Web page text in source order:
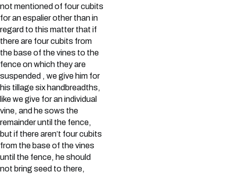
not mentioned of four cubits
for an espalier other than in
regard to this matter that if
there are four cubits from
the base of the vines to the
fence on which they are
suspended , we give him for
his tillage six handbreadths,
like we give for an individual
vine, and he sows the
remainder until the fence,
but if there aren’t four cubits
from the base of the vines
until the fence, he should
not bring seed to there,